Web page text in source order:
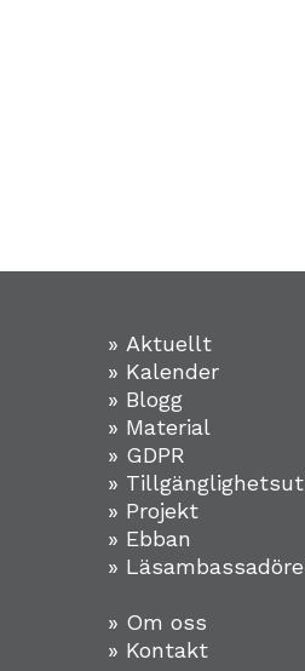
» Aktuellt
» Kalender
» Blogg
» Material
» GDPR
»
» Projekt
» Ebban
»
» Om oss
» Kontakt